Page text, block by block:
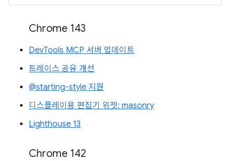
Chrome 143
DevTools MCP 서버 업데이트
트레이스 공유 개선
@starting-style 지원
디스플레이용 편집기 위젯: masonry
Lighthouse 13
Chrome 142